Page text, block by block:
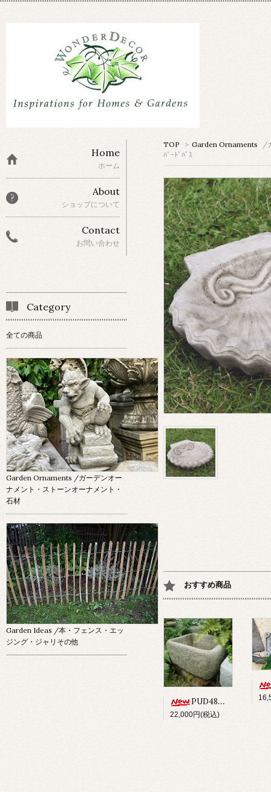
TOP > Garden Ornaments
/
ﾊﾞｰﾄﾞﾊﾞｽ
おすすめ商品
PUD48 ALPINE PLANTER
22,000円(税込)
Home
ホーム
About
ショップについて
Contact
お問い合わせ
Category
全ての商品
Garden Ornaments /ガーデンオー
ナメント・ストーンオーナメント・
石材
Garden Ideas /本・フェンス・エッ
ジング・ジャリその他